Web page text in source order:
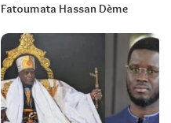
Fatoumata Hassan Dème